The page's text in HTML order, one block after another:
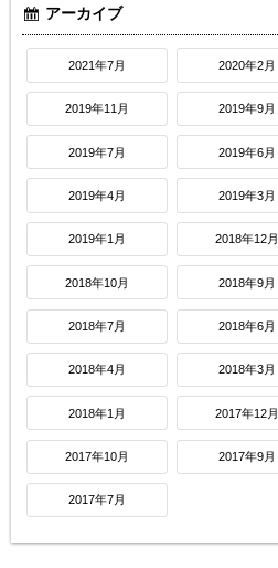
アーカイブ
2021年7月 2020年2月
2019年11月 2019年9月
2019年7月 2019年6月
2019年4月 2019年3月
2019年1月 2018年12月
2018年10月 2018年9月
2018年7月 2018年6月
2018年4月 2018年3月
2018年1月 2017年12月
2017年10月 2017年9月
2017年7月